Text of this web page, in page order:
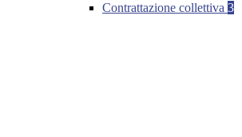
Contrattazione collettiva 3